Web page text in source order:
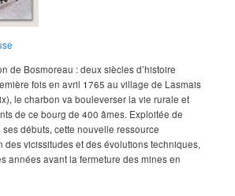
de Bosmoreau : deux siècles d’histoire
fois en avril 1765 au village de Lasmais
le charbon va bouleverser la vie rurale et
de ce bourg de 400 âmes. Exploitée de
débuts, cette nouvelle ressource
des vicissitudes et des évolutions techniques,
années avant la fermeture des mines en